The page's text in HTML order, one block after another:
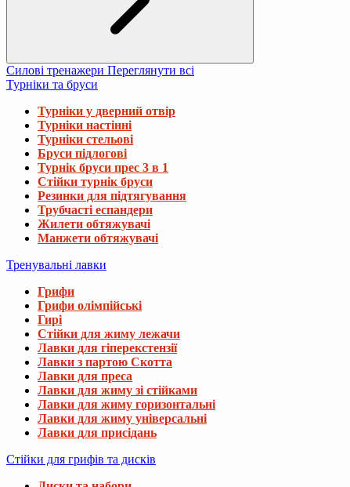
Силові тренажери Переглянути всі
Турніки та бруси
Турніки у дверний отвір
Турніки настінні
Турніки стельові
Бруси підлогові
Турнік бруси прес 3 в 1
Стійки турнік бруси
Резинки для підтягування
Трубчасті еспандери
Жилети обтяжувачі
Манжети обтяжувачі
Тренувальні лавки
Грифи
Грифи олімпійські
Гирі
Стійки для жиму лежачи
Лавки для гіперекстензії
Лавки з партою Скотта
Лавки для преса
Лавки для жиму зі стійками
Лавки для жиму горизонтальні
Лавки для жиму універсальні
Лавки для присідань
Стійки для грифів та дисків